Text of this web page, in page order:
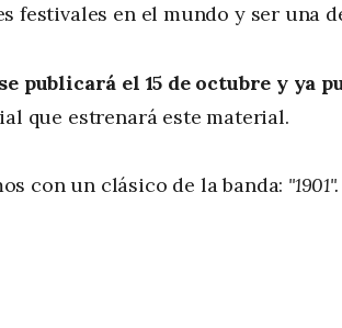
festivales en el mundo y ser una
publicará el 15 de octubre y ya
que estrenará este material.
con un clásico de la banda: "1901".